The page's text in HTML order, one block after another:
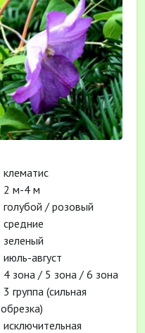
клематис
2 м-4 м
голубой / розовый
средние
зеленый
июль-август
4 зона / 5 зона / 6 зона
3 группа (сильная
обрезка)
исключительная